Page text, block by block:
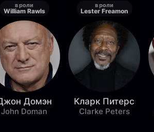
в роли
William Rawls
Домэн
John Doman
в роли
Lester Freamon
Кларк Питерс
Clarke Peters